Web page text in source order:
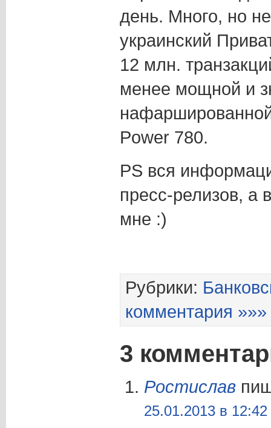
день. Много, но
украинский
12 млн.
менее мощной и
Power 780.
PS вся
пресс-релизов, а
мне :)
Рубрики:
комментария »»»
3
Ростислав
25.01.2013 в 12:42